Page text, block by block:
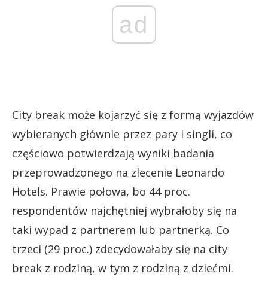
ad
City break może kojarzyć się z formą wyjazdów
wybieranych głównie przez pary i singli, co
częściowo potwierdzają wyniki badania
przeprowadzonego na zlecenie Leonardo
Hotels. Prawie połowa, bo 44 proc.
respondentów najchętniej wybrałoby się na
taki wypad z partnerem lub partnerką. Co
trzeci (29 proc.) zdecydowałaby się na city
break z rodziną, w tym z rodziną z dziećmi.